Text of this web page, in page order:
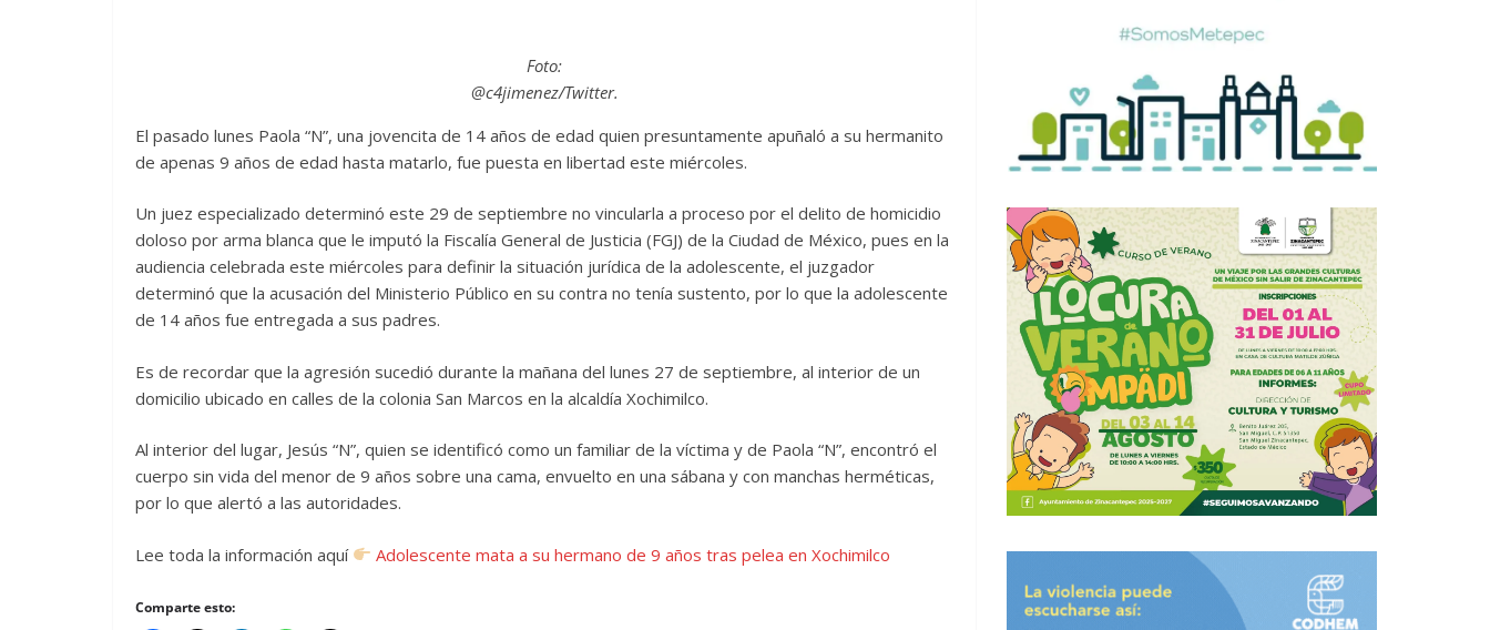
Foto:
@c4jimenez/Twitter.
El pasado lunes Paola “N”, una jovencita de 14 años de edad quien presuntamente apuñaló a su hermanito
de apenas 9 años de edad hasta matarlo, fue puesta en libertad este miércoles.
Un juez especializado determinó este 29 de septiembre no vincularla a proceso por el delito de homicidio
doloso por arma blanca que le imputó la Fiscalía General de Justicia (FGJ) de la Ciudad de México, pues en la
audiencia celebrada este miércoles para definir la situación jurídica de la adolescente, el juzgador
determinó que la acusación del Ministerio Público en su contra no tenía sustento, por lo que la adolescente
de 14 años fue entregada a sus padres.
Es de recordar que la agresión sucedió durante la mañana del lunes 27 de septiembre, al interior de un
domicilio ubicado en calles de la colonia San Marcos en la alcaldía Xochimilco.
Al interior del lugar, Jesús “N”, quien se identificó como un familiar de la víctima y de Paola “N”, encontró el
cuerpo sin vida del menor de 9 años sobre una cama, envuelto en una sábana y con manchas herméticas,
por lo que alertó a las autoridades.
Lee toda la información aquí Adolescente mata a su hermano de 9 años tras pelea en Xochimilco
Comparte esto: